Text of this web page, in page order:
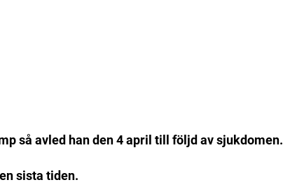
så avled han den 4 april till följd av sjukdomen.
sista tiden.